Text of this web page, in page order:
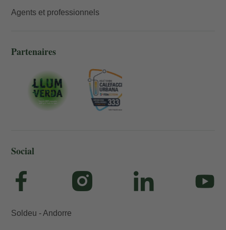
Agents et professionnels
Partenaires
Social
Soldeu - Andorre